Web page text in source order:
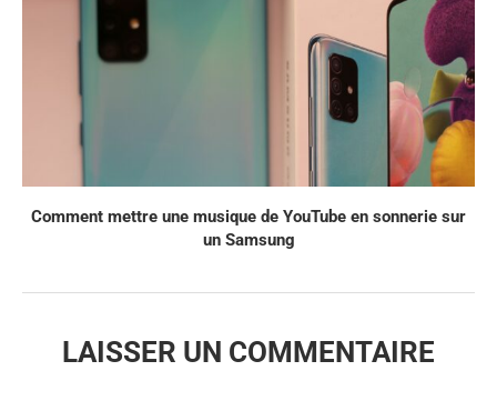
Comment mettre une musique de YouTube en sonnerie sur
un Samsung
LAISSER UN COMMENTAIRE